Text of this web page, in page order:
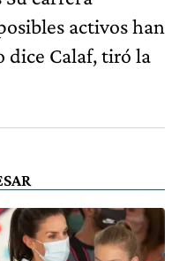
activos han
dice Calaf, tiró la